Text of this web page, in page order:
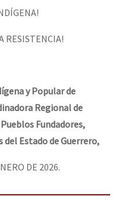
RESISTENCIA!
y Popular de
Regional de
Fundadores,
Estado de Guerrero,
DE 2026.